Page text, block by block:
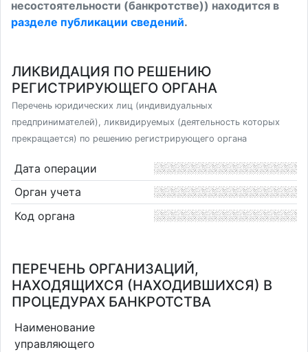
несостоятельности (банкротстве)) находится в
разделе публикации сведений.
ЛИКВИДАЦИЯ ПО РЕШЕНИЮ
РЕГИСТРИРУЮЩЕГО ОРГАНА
Перечень юридических лиц (индивидуальных
предпринимателей), ликвидируемых (деятельность которых
прекращается) по решению регистрирующего органа
Дата операции
Орган учета
Код органа
ПЕРЕЧЕНЬ ОРГАНИЗАЦИЙ,
НАХОДЯЩИХСЯ (НАХОДИВШИХСЯ) В
ПРОЦЕДУРАХ БАНКРОТСТВА
Наименование
управляющего